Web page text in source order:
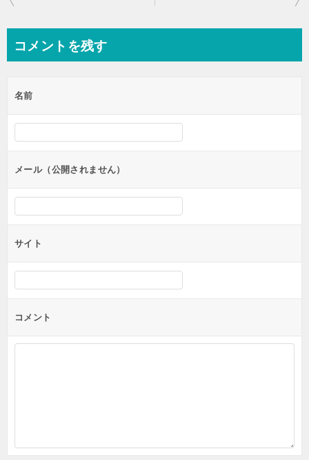
ビ
ー
シ
ョ
ン
コメントを残す
名前
メール（公開されません）
サイト
コメント